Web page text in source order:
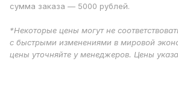
сумма заказа — 5000 рублей.
*Некоторые цены могут не
с быстрыми изменениями в мировой
цены уточняйте у менеджеров. Цены